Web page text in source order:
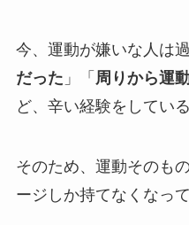
今、運動が嫌いな人は
だった 」「 周りから運
ど、辛い経験をしてい
そのため、運動そのも
ージしか持てなくなっ